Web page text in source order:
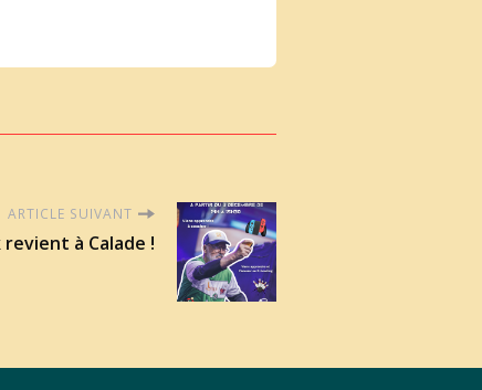
ARTICLE SUIVANT
revient à Calade !